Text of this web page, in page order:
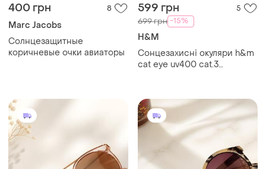
400 грн 8
Marc Jacobs
Солнцезащитные
коричневые очки авиаторы
599 грн 5
699 грн -15%
H&M
Сонцезахисні окуляри h&m
cat eye uv400 cat.3